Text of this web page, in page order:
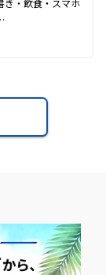
き・飲食・スマホ